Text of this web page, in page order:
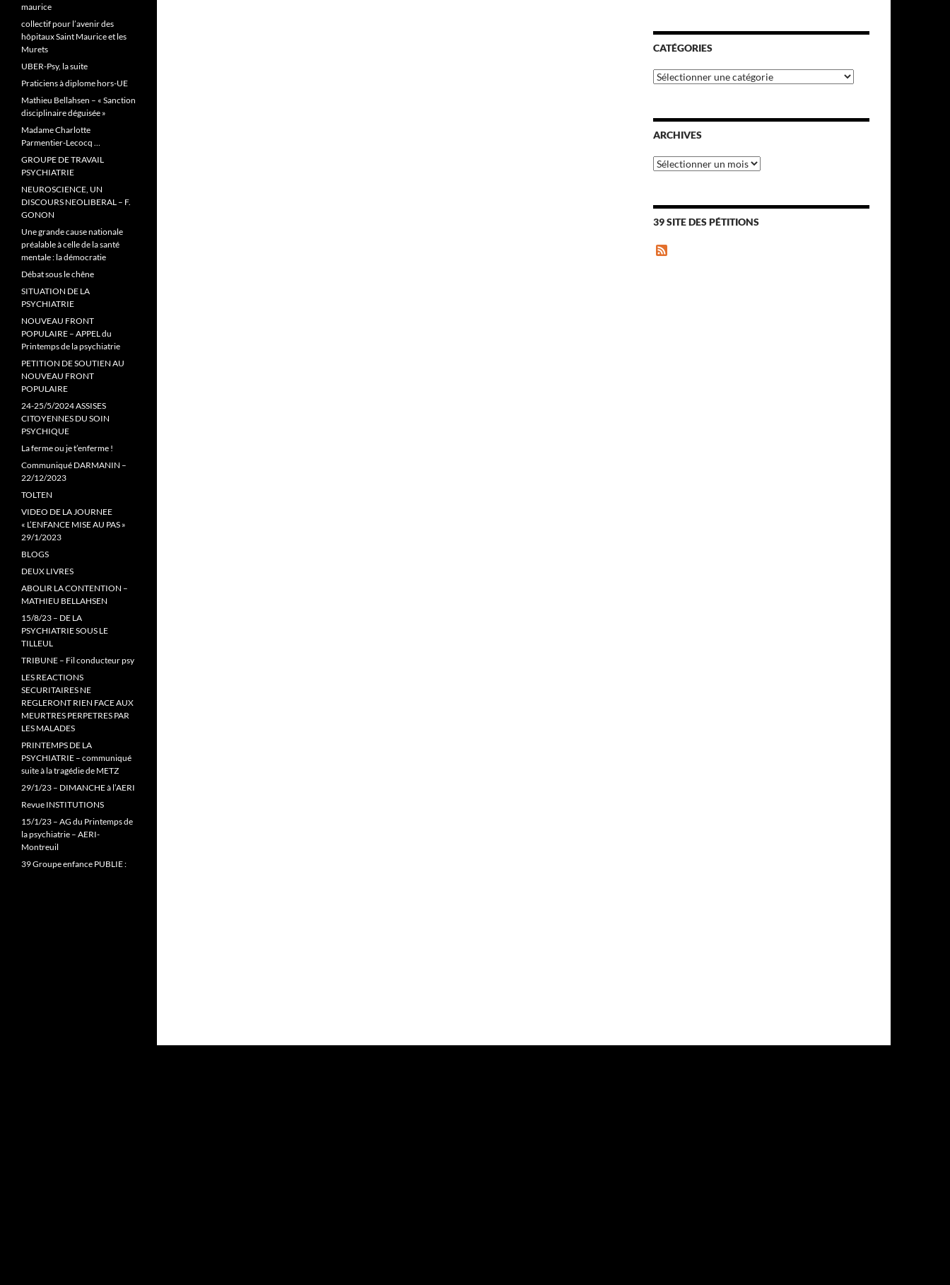
CATÉGORIES
Catégories
ARCHIVES
Archives
39 SITE DES PÉTITIONS
maurice
collectif pour l’avenir des
hôpitaux Saint Maurice et les
Murets
UBER-Psy, la suite
Praticiens à diplome hors-UE
Mathieu Bellahsen – « Sanction
disciplinaire déguisée »
Madame Charlotte
Parmentier-Lecocq …
GROUPE DE TRAVAIL
PSYCHIATRIE
NEUROSCIENCE, UN
DISCOURS NEOLIBERAL – F.
GONON
Une grande cause nationale
préalable à celle de la santé
mentale : la démocratie
Débat sous le chêne
SITUATION DE LA
PSYCHIATRIE
NOUVEAU FRONT
POPULAIRE – APPEL du
Printemps de la psychiatrie
PETITION DE SOUTIEN AU
NOUVEAU FRONT
POPULAIRE
24-25/5/2024 ASSISES
CITOYENNES DU SOIN
PSYCHIQUE
La ferme ou je t’enferme !
Communiqué DARMANIN –
22/12/2023
TOLTEN
VIDEO DE LA JOURNEE
« L’ENFANCE MISE AU PAS »
29/1/2023
BLOGS
DEUX LIVRES
ABOLIR LA CONTENTION –
MATHIEU BELLAHSEN
15/8/23 – DE LA
PSYCHIATRIE SOUS LE
TILLEUL
TRIBUNE – Fil conducteur psy
LES REACTIONS
SECURITAIRES NE
REGLERONT RIEN FACE AUX
MEURTRES PERPETRES PAR
LES MALADES
PRINTEMPS DE LA
PSYCHIATRIE – communiqué
suite à la tragédie de METZ
29/1/23 – DIMANCHE à l’AERI
Revue INSTITUTIONS
15/1/23 – AG du Printemps de
la psychiatrie – AERI-
Montreuil
39 Groupe enfance PUBLIE :